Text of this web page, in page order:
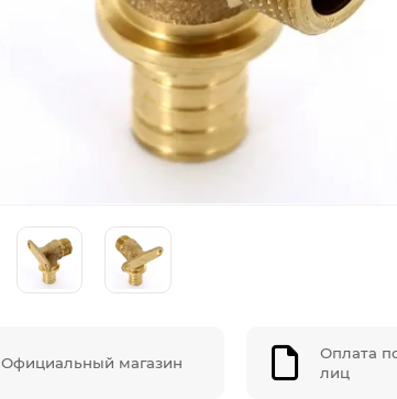
Официальный магазин
Оплата
лиц